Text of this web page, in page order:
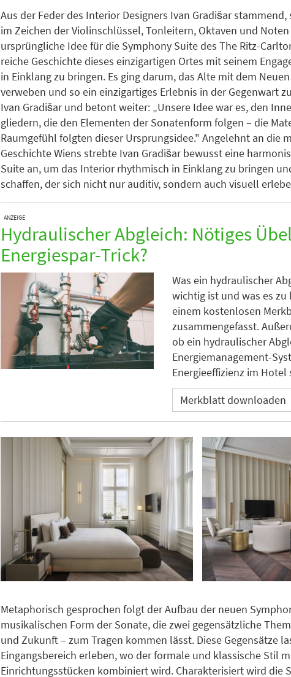
Aus der Feder des Interior Designers Ivan Gradišar stammend,
im Zeichen der Violinschlüssel, Tonleitern, Oktaven und
ursprüngliche Idee für die Symphony Suite des The Ritz-
reiche Geschichte dieses einzigartigen Ortes mit seinem
in Einklang zu bringen. Es ging darum, das Alte mit dem
verweben und so ein einzigartiges Erlebnis in der Gegenwart
Ivan Gradišar und betont weiter: „Unsere Idee war es, den
gliedern, die den Elementen der Sonatenform folgen – die
Raumgefühl folgten dieser Ursprungsidee." Angelehnt an die
Geschichte Wiens strebte Ivan Gradišar bewusst eine
Suite an, um das Interior rhythmisch in Einklang zu bringen
schaffen, der sich nicht nur auditiv, sondern auch visuell
ANZEIGE
Hydraulischer Abgleich: Nötiges
Energiespar-Trick?
Was ein hydraulischer
wichtig ist und was es
einem kostenlosen
zusammengefasst.
ob ein hydraulischer
Energiemanagement-
Energieeffizienz im Hotel
Merkblatt downloaden
Metaphorisch gesprochen folgt der Aufbau der neuen
musikalischen Form der Sonate, die zwei gegensätzliche
und Zukunft – zum Tragen kommen lässt. Diese Gegensätze
Eingangsbereich erleben, wo der formale und klassische Stil
Einrichtungsstücken kombiniert wird. Charakterisiert wird die